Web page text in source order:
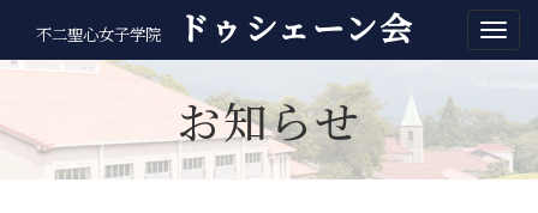
不二聖心女子学院 ドゥシェーン会
お知らせ